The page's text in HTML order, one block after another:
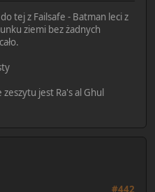
tej z Failsafe - Batman leci z
ziemi bez żadnych
jest Ra's al Ghul